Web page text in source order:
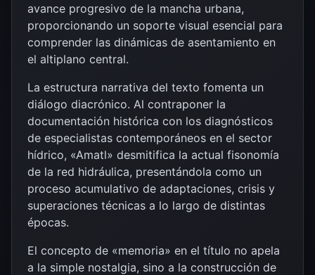
avance progresivo de la mancha urbana,
proporcionando un soporte visual esencial para
comprender las dinámicas de asentamiento en
el altiplano central.
La estructura narrativa del texto fomenta un
diálogo diacrónico. Al contraponer la
documentación histórica con los diagnósticos
de especialistas contemporáneos en el sector
hídrico, «Amatl» desmitifica la actual fisonomía
de la red hidráulica, presentándola como un
proceso acumulativo de adaptaciones, crisis y
superaciones técnicas a lo largo de distintas
épocas.
El concepto de «memoria» en el título no apela
a la simple nostalgia, sino a la construcción de